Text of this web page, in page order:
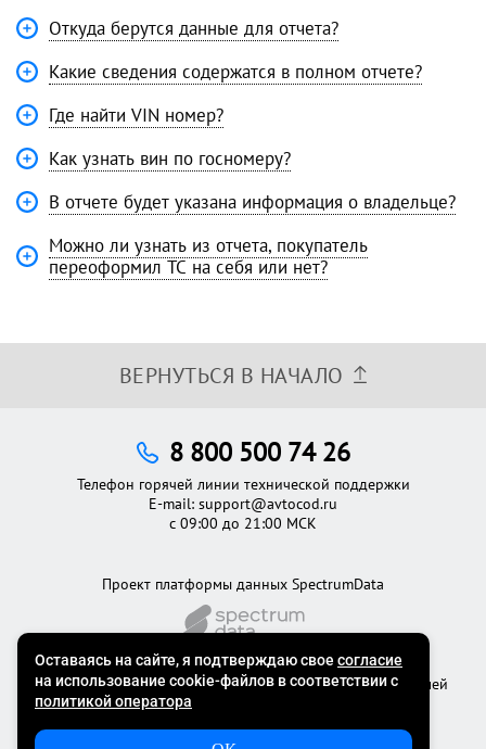
Откуда берутся данные для отчета?
Какие сведения содержатся в полном отчете?
Где найти VIN номер?
Как узнать вин по госномеру?
В отчете будет указана информация о владельце?
Можно ли узнать из отчета, покупатель
переоформил ТС на себя или нет?
ВЕРНУТЬСЯ В НАЧАЛО
©2012 - 2026Официальный сервис проверки автомобилей
Проект платформы данных SpectrumData
8 800 500 74 26
Телефон горячей линии технической поддержки
E-mail: support@avtocod.ru
с 09:00 до 21:00 МСК